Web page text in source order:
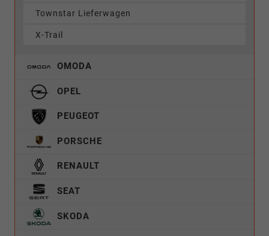
Townstar Lieferwagen
X-Trail
OMODA
OPEL
PEUGEOT
PORSCHE
RENAULT
SEAT
SKODA